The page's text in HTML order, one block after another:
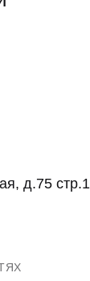
д.75 стр.1